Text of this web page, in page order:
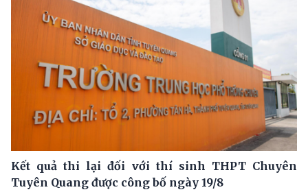
Kết quả thi lại đối với thí sinh THPT Chuyên
Tuyên Quang được công bố ngày 19/8